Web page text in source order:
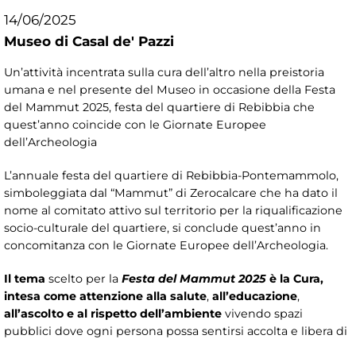
14/06/2025
Museo di Casal de' Pazzi
Un’attività incentrata sulla cura dell’altro nella preistoria
umana e nel presente del Museo in occasione della Festa
del Mammut 2025, festa del quartiere di Rebibbia che
quest’anno coincide con le Giornate Europee
dell’Archeologia
L’annuale festa del quartiere di Rebibbia-Pontemammolo,
simboleggiata dal “Mammut” di Zerocalcare che ha dato il
nome al comitato attivo sul territorio per la riqualificazione
socio-culturale del quartiere, si conclude quest’anno in
concomitanza con le Giornate Europee dell’Archeologia.
Il tema scelto per la Festa del Mammut 2025 è la Cura,
intesa come attenzione alla salute, all’educazione,
all’ascolto e al rispetto dell’ambiente vivendo spazi
pubblici dove ogni persona possa sentirsi accolta e libera di